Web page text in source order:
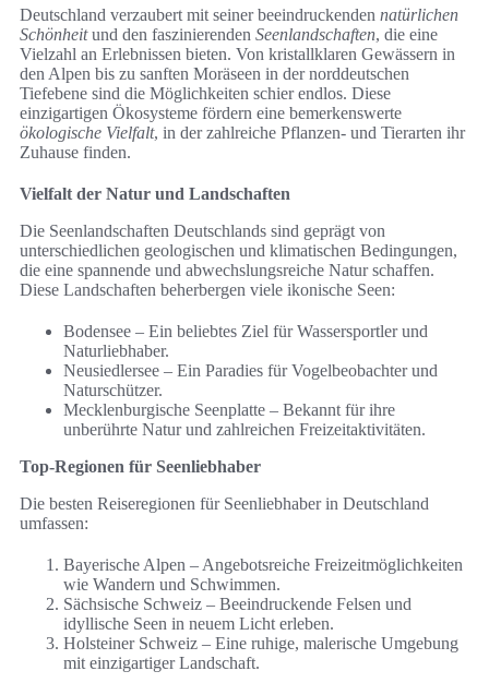
Deutschland verzaubert mit seiner beeindruckenden natürlichen
Schönheitund den faszinierenden Seenlandschaften, die eine
Vielzahl an Erlebnissen bieten. Von kristallklaren Gewässern in
den Alpen bis zu sanften Moräseen in der norddeutschen
Tiefebene sind die Möglichkeiten schier endlos. Diese
einzigartigen Ökosysteme fördern eine bemerkenswerte
ökologische Vielfalt, in der zahlreiche Pflanzen- und Tierarten ihr
Zuhause finden.
Vielfalt der Natur und Landschaften
Die Seenlandschaften Deutschlands sind geprägt von
unterschiedlichen geologischen und klimatischen Bedingungen,
die eine spannende und abwechslungsreiche Natur schaffen.
Diese Landschaften beherbergen viele ikonische Seen:
Bodensee – Ein beliebtes Ziel für Wassersportler und
Naturliebhaber.
Neusiedlersee – Ein Paradies für Vogelbeobachter und
Naturschützer.
Mecklenburgische Seenplatte – Bekannt für ihre
unberührte Natur und zahlreichen Freizeitaktivitäten.
Top-Regionen für Seenliebhaber
Die besten Reiseregionen für Seenliebhaber in Deutschland
umfassen:
Bayerische Alpen – Angebotsreiche Freizeitmöglichkeiten
wie Wandern und Schwimmen.
Sächsische Schweiz – Beeindruckende Felsen und
idyllische Seen in neuem Licht erleben.
Holsteiner Schweiz – Eine ruhige, malerische Umgebung
mit einzigartiger Landschaft.